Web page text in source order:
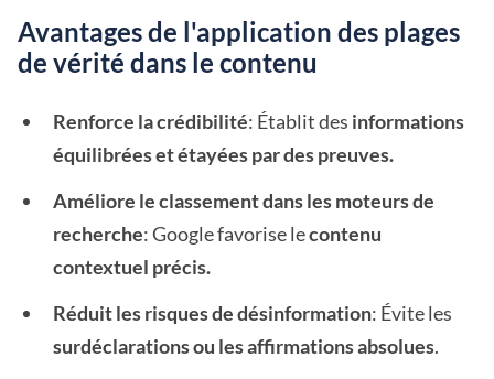
Avantages de l'application des plages
de vérité dans le contenu
Renforce la crédibilité: Établit des informations
équilibrées et étayées par des preuves.
Améliore le classement dans les moteurs de
recherche: Google favorise lecontenu
contextuel précis.
Réduit les risques de désinformation: Évite les
surdéclarations ou les affirmations absolues.